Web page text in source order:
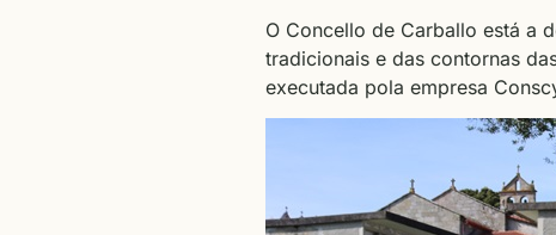
O Concello de Carballo está a
tradicionais e das contornas
executada pola empresa